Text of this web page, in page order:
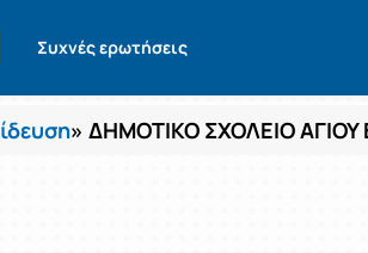
Συχνές ερωτήσεις
» ΔΗΜΟΤΙΚΟ ΣΧΟΛΕΙΟ ΑΓΙΟΥ